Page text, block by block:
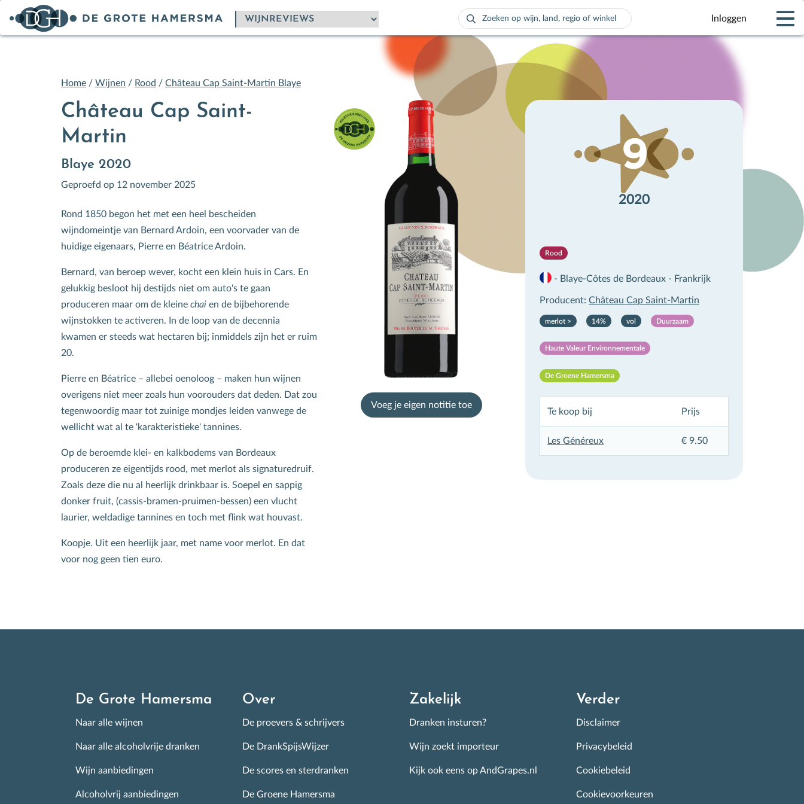
Zoeken
naar:
Als de resultaten voor automatisch aanvullen beschikbaar zijn, gebruik de pijlen
Inloggen
Home / Wijnen / Rood / Château Cap Saint-Martin Blaye
Château Cap Saint-
Martin
Blaye 2020
Geproefd op 12 november 2025
Rond 1850 begon het met een heel bescheiden
wijndomeintje van Bernard Ardoin, een voorvader van de
huidige eigenaars, Pierre en Béatrice Ardoin.
Bernard, van beroep wever, kocht een klein huis in Cars. En
gelukkig besloot hij destijds niet om auto's te gaan
produceren maar om de kleine chai en de bijbehorende
wijnstokken te activeren. In de loop van de decennia
kwamen er steeds wat hectaren bij; inmiddels zijn het er ruim
20.
Pierre en Béatrice – allebei oenoloog – maken hun wijnen
overigens niet meer zoals hun voorouders dat deden. Dat zou
tegenwoordig maar tot zuinige mondjes leiden vanwege de
wellicht wat al te 'karakteristieke' tannines.
Op de beroemde klei- en kalkbodems van Bordeaux
produceren ze eigentijds rood, met merlot als signaturedruif.
Zoals deze die nu al heerlijk drinkbaar is. Soepel en sappig
donker fruit, (cassis-bramen-pruimen-bessen) een vlucht
laurier, weldadige tannines en toch met flink wat houvast.
Koopje. Uit een heerlijk jaar, met name voor merlot. En dat
voor nog geen tien euro.
Voeg je eigen notitie toe
2020
Rood
- Blaye-Côtes de Bordeaux - Frankrijk
Producent: Château Cap Saint-Martin
merlot > 14% vol Duurzaam
Haute Valeur Environnementale
De Groene Hamersma
Te koop bij Prijs
Les Généreux € 9.50
De Grote Hamersma
Naar alle wijnen
Naar alle alcoholvrije dranken
Wijn aanbiedingen
Alcoholvrij aanbiedingen
Over
De proevers & schrijvers
De DrankSpijsWijzer
De scores en sterdranken
De Groene Hamersma
Zakelijk
Dranken insturen?
Wijn zoekt importeur
Kijk ook eens op AndGrapes.nl
Verder
Disclaimer
Privacybeleid
Cookiebeleid
Cookievoorkeuren
×
Schrijf je in voor de
Nieuwsbrief
Alle goed scorende week-aanbiedingen, de wijnevent kalender en
wekelijks tientallen nieuw geproefde wijnen! Met informatie en tips
over de beste wijnen op de Nederlandse schappen.
Inschrijven